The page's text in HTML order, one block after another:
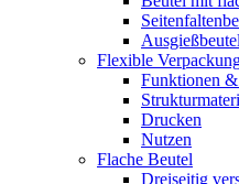
Ausgießbeutel
Flexible
Funktionen
Drucken
Nutzen
Flache Beutel
Dreiseitig